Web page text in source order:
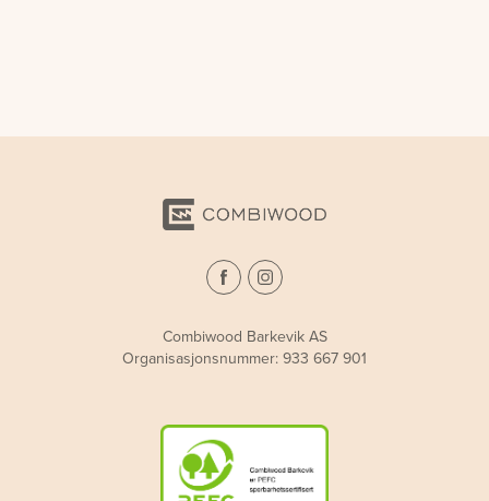
Combiwood Barkevik AS
Organisasjonsnummer: 933 667 901